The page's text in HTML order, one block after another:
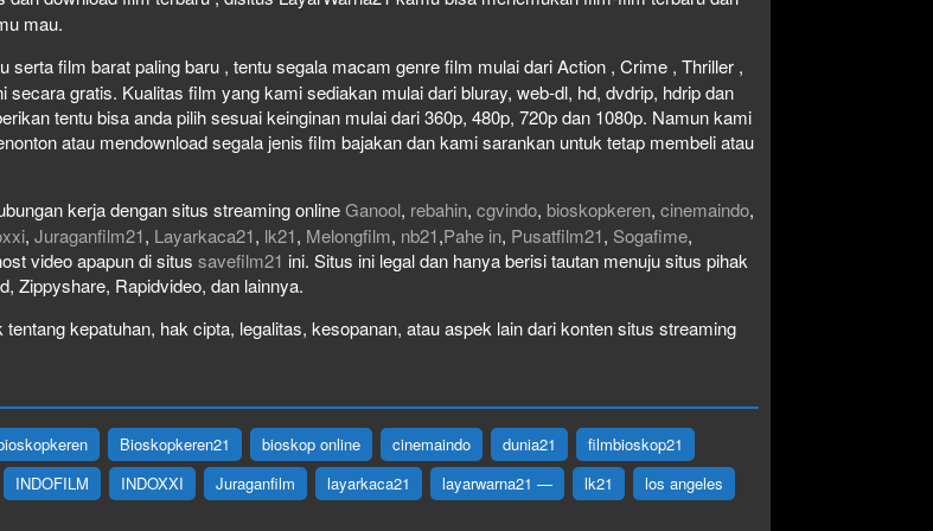
mau.
film barat paling baru , tentu segala macam genre film mulai dari Action , Crime , Thriller ,
gratis. Kualitas film yang kami sediakan mulai dari bluray, web-dl, hd, dvdrip, hdrip dan
tentu bisa anda pilih sesuai keinginan mulai dari 360p, 480p, 720p dan 1080p. Namun kami
atau mendownload segala jenis film bajakan dan kami sarankan untuk tetap membeli atau
kerja dengan situs streaming onlineGanool, rebahin, cgvindo, bioskopkeren, cinemaindo,
, Juraganfilm21, Layarkaca21, lk21, Melongfilm, nb21,Pahe in, Pusatfilm21, Sogafime,
video apapun di situs savefilm21 ini. Situs ini legal dan hanya berisi tautan menuju situs pihak
Zippyshare, Rapidvideo, dan lainnya.
kepatuhan, hak cipta, legalitas, kesopanan, atau aspek lain dari konten situs streaming
Bioskopkeren21 bioskop online cinemaindo dunia21
filmbioskop21
INDOFILM INDOXXI Juraganfilm layarkaca21 layarwarna21 — lk21
los angeles